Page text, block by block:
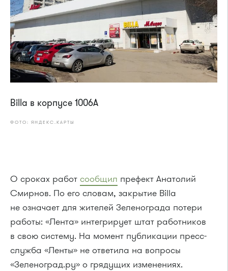
Billa в корпусе 1006А
ФОТО: ЯНДЕКС.КАРТЫ
О сроках работ сообщил префект Анатолий
Смирнов. По его словам, закрытие Billa
не означает для жителей Зеленограда потери
работы: «Лента» интегрирует штат работников
в свою систему. На момент публикации пресс-
служба «Ленты» не ответила на вопросы
«Зеленоград.ру» о грядущих изменениях.